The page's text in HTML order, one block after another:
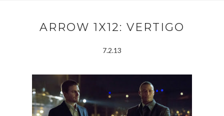
ARROW 1X12: VERTIGO
7.2.13